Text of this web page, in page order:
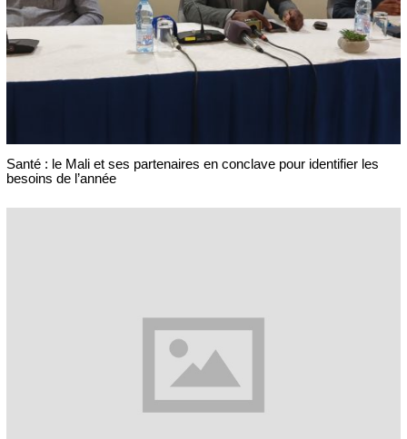
Santé : le Mali et ses partenaires en conclave pour identifier les
besoins de l’année